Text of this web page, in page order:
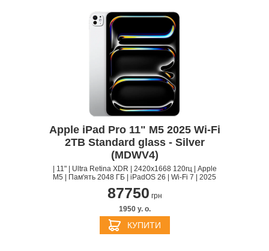
Apple iPad Pro 11" M5 2025 Wi-Fi
2TB Standard glass - Silver
(MDWV4)
| 11" | Ultra Retina XDR | 2420x1668 120гц | Apple
M5 | Пам'ять 2048 ГБ | iPadOS 26 | Wi-Fi 7 | 2025
87750 грн
1950 y. о.
КУПИТИ